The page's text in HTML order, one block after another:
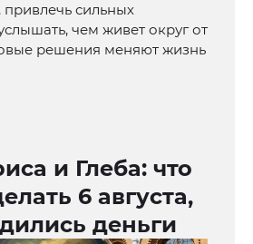
сильных
чем живет округ от
решения меняют жизнь
и Глеба: что
6 августа,
деньги